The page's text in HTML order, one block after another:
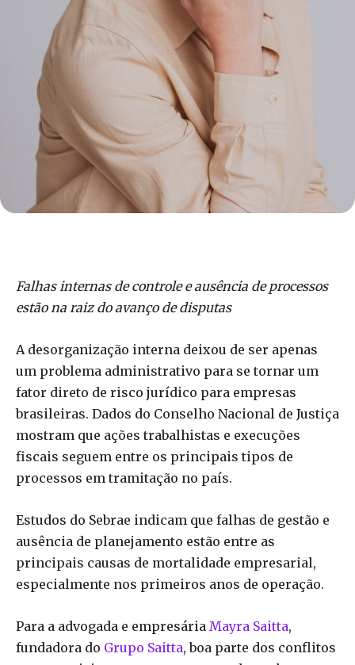
Falhas internas de controle e ausência de processos
estão na raiz do avanço de disputas
A desorganização interna deixou de ser apenas
um problema administrativo para se tornar um
fator direto de risco jurídico para empresas
brasileiras. Dados do Conselho Nacional de Justiça
mostram que ações trabalhistas e execuções
fiscais seguem entre os principais tipos de
processos em tramitação no país.
Estudos do Sebrae indicam que falhas de gestão e
ausência de planejamento estão entre as
principais causas de mortalidade empresarial,
especialmente nos primeiros anos de operação.
Para a advogada e empresária Mayra Saitta,
fundadora do Grupo Saitta, boa parte dos conflitos